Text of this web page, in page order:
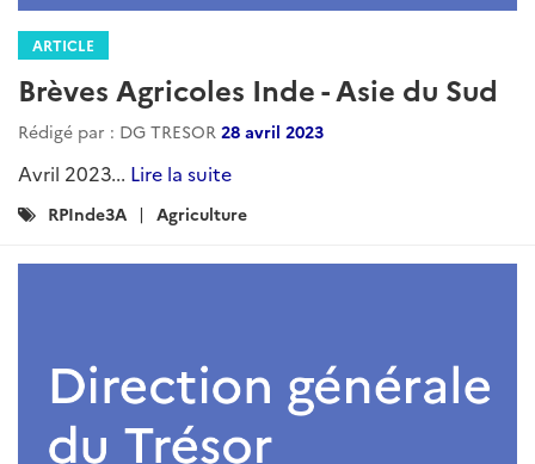
ARTICLE
Brèves Agricoles Inde - Asie du Sud
Rédigé par : DG Trésor16 janvier 2025
Décembre 2024...Lire la suite